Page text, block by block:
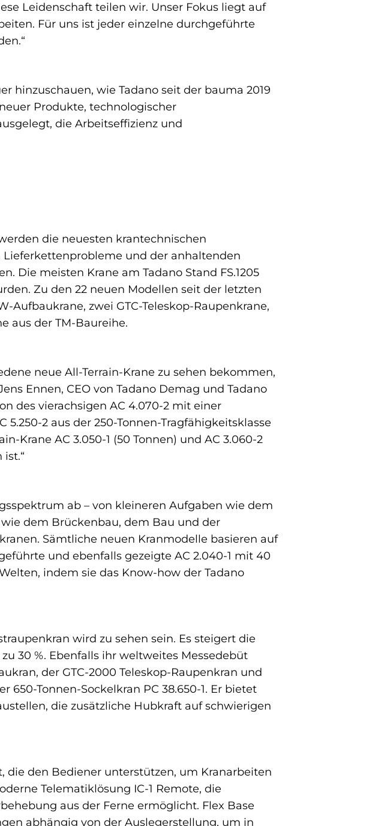
Leidenschaft teilen wir. Unser Fokus liegt auf
Für uns ist jeder einzelne durchgeführte
hinzuschauen, wie Tadano seit der bauma 2019
Produkte, technologischer
die Arbeitseffizienz und
die neuesten krantechnischen
und der anhaltenden
Die meisten Krane am Tadano Stand FS.1205
Zu den 22 neuen Modellen seit der letzten
Aufbaukrane, zwei GTC-Teleskop-Raupenkrane,
aus der TM-Baureihe.
neue All-Terrain-Krane zu sehen bekommen,
Ennen, CEO von Tadano Demag und Tadano
des vierachsigen AC 4.070-2 mit einer
2 aus der 250-Tonnen-Tragfähigkeitsklasse
Krane AC 3.050-1 (50 Tonnen) und AC 3.060-2
ab – von kleineren Aufgaben wie dem
dem Brückenbau, dem Bau und der
Sämtliche neuen Kranmodelle basieren auf
und ebenfalls gezeigte AC 2.040-1 mit 40
indem sie das Know-how der Tadano
wird zu sehen sein. Es steigert die
30 %. Ebenfalls ihr weltweites Messedebüt
der GTC-2000 Teleskop-Raupenkran und
650-Tonnen-Sockelkran PC 38.650-1. Er bietet
die zusätzliche Hubkraft auf schwierigen
den Bediener unterstützen, um Kranarbeiten
Telematiklösung IC-1 Remote, die
aus der Ferne ermöglicht. Flex Base
abhängig von der Auslegerstellung, um in